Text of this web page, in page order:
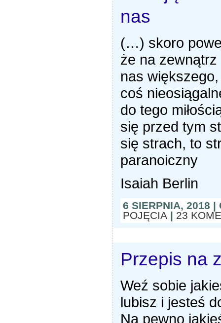
nas
(…) skoro
że na
nas
coś
do tego
się przed tym
się strach, to
paranoiczny
Isaiah Berlin
6 SIERPNIA, 2018 |
POJĘCIA | 23
Przepis na
Weź sobie
lubisz i jesteś
Na pewno